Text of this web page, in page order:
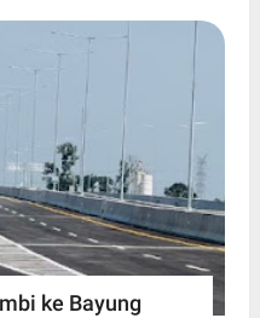
ke Bayung